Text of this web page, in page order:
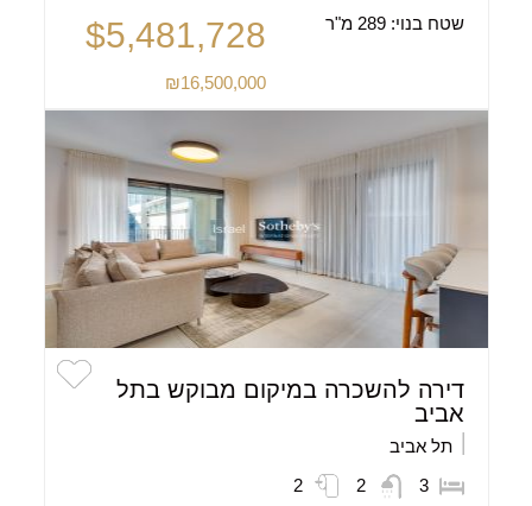
שטח בנוי:289 מ"ר $5,481,728
₪16,500,000
דירה להשכרה במיקום מבוקש בתל
אביב
תל אביב
3
2
2